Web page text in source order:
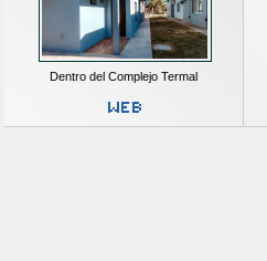
Dentro del Complejo Termal